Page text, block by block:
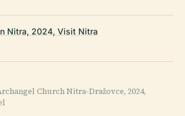
Nitra, 2024, Visit Nitra
Church Nitra-Dražovce, 2024,